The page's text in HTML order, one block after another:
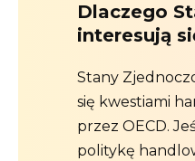
Dlaczego
interesują
Stany
się kwestiami
przez OECD.
politykę